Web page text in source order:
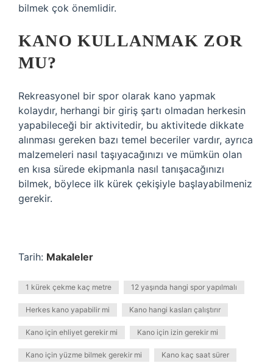
bilmek çok önemlidir.
KANO KULLANMAK ZOR
MU?
Rekreasyonel bir spor olarak kano yapmak
kolaydır, herhangi bir giriş şartı olmadan herkesin
yapabileceği bir aktivitedir, bu aktivitede dikkate
alınması gereken bazı temel beceriler vardır, ayrıca
malzemeleri nasıl taşıyacağınızı ve mümkün olan
en kısa sürede ekipmanla nasıl tanışacağınızı
bilmek, böylece ilk kürek çekişiyle başlayabilmeniz
gerekir.
Tarih: Makaleler
1 kürek çekme kaç metre 12 yaşında hangi spor yapılmalı
Herkes kano yapabilir mi Kano hangi kasları çalıştırır
Kano için ehliyet gerekir mi Kano için izin gerekir mi
Kano için yüzme bilmek gerekir mi Kano kaç saat sürer